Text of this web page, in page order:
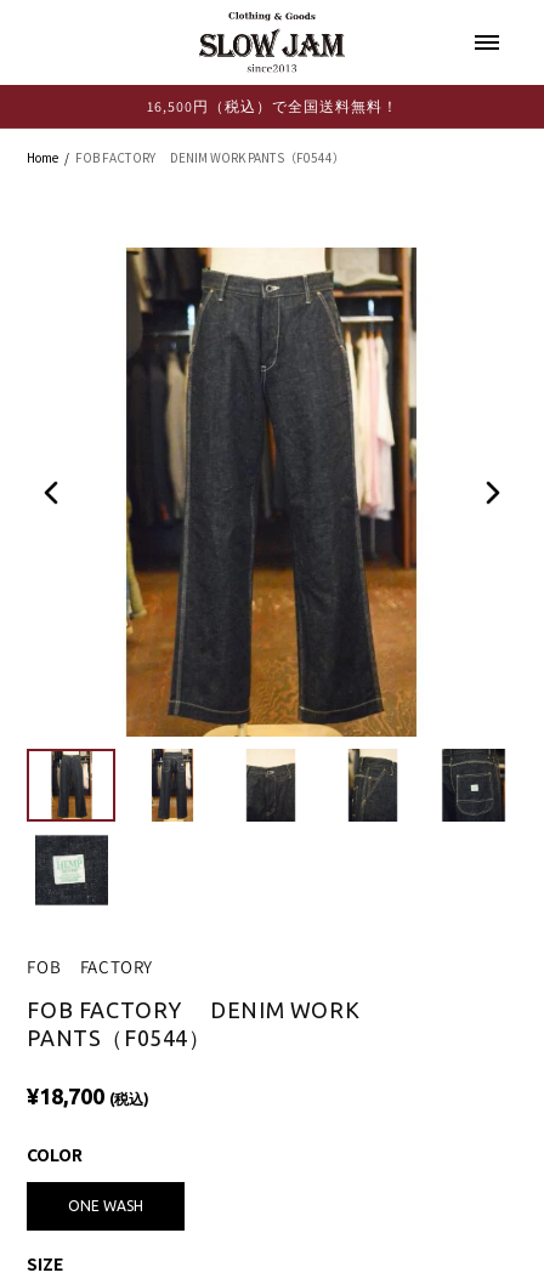
16,500円（税込）で全国送料無料！
Home FOB FACTORY DENIM WORK PANTS（F0544）
FOB FACTORY
FOB FACTORY DENIM WORK
PANTS（F0544）
¥18,700 (税込)
COLOR
ONE WASH
SIZE